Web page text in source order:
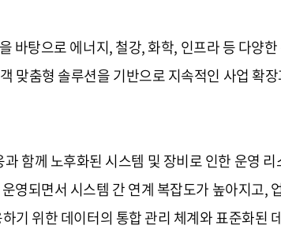
바탕으로 에너지, 철강, 화학, 인프라 등 다양
맞춤형 솔루션을 기반으로 지속적인 사업 확
함께 노후화된 시스템 및 장비로 인한 운영
영되면서 시스템 간 연계 복잡도가 높아지고,
기 위한 데이터의 통합 관리 체계와 표준화된